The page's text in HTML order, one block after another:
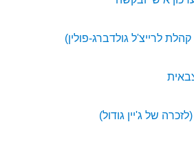
לרייצ'ל גולדברג-פולין)
של ג'יין גודול)